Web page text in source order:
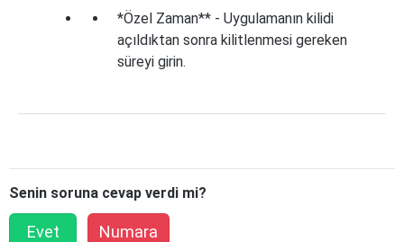
*Özel Zaman** - Uygulamanın kilidi
açıldıktan sonra kilitlenmesi gereken
süreyi girin.
Senin soruna cevap verdi mi?
Evet Numara